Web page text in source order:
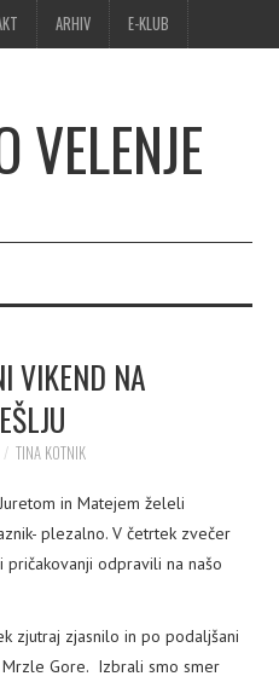
ARHIV E-KLUB
VELENJE
VIKEND NA
TINA KOTNIK
in Matejem želeli
plezalno. V četrtek zvečer
pričakovanji odpravili na našo
zjutraj zjasnilo in po podaljšani
Gore. Izbrali smo smer